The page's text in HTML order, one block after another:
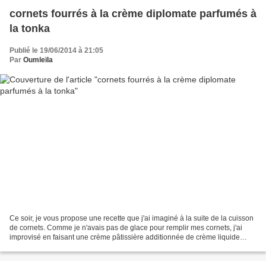
cornets fourrés à la crème diplomate parfumés à
la tonka
Publié le 19/06/2014 à 21:05
Par Oumleïla
Ce soir, je vous propose une recette que j'ai imaginé à la suite de la cuisson
de cornets. Comme je n'avais pas de glace pour remplir mes cornets, j'ai
improvisé en faisant une crème pâtissière additionnée de crème liquide